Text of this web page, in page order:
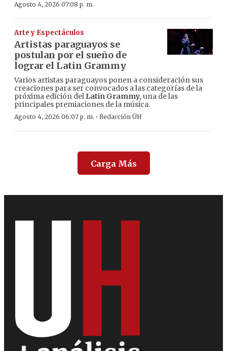
Agosto 4, 2026 07:08 p. m.
Arte y Espectáculos
Artistas paraguayos se
postulan por el sueño de
lograr el Latin Grammy
Varios artistas paraguayos ponen a consideración sus
creaciones para ser convocados a las categorías de la
próxima edición del Latin Grammy, una de las
principales premiaciones de la música.
Agosto 4, 2026 06:07 p. m. · Redacción ÚH
Carga Más